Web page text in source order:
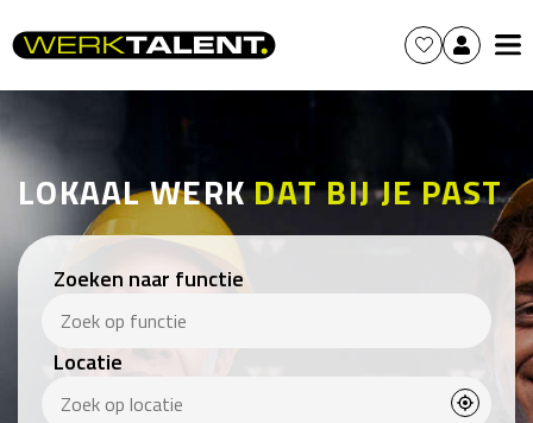
LOKAAL WERKDAT BIJ JE PAST
Zoeken naar functie
Locatie